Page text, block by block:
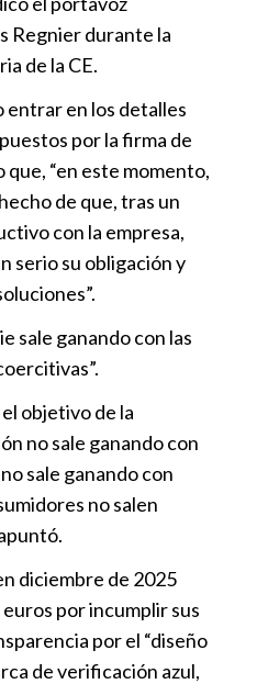
Regnier durante la
de la CE.
entrar en los detalles
por la firma de
que, “en este momento,
de que, tras un
con la empresa,
serio su obligación y
sale ganando con las
objetivo de la
no sale ganando con
sale ganando con
no salen
diciembre de 2025
por incumplir sus
por el “diseño
de verificación azul,